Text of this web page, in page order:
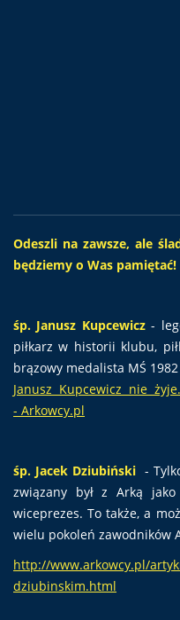
Odeszli na zawsze, ale
będziemy o Was pamiętać!
śp. Janusz Kupcewicz-
piłkarz w historii klubu,
brązowy medalista MŚ 1982
Janusz Kupcewicz nie
- Arkowcy.pl
śp. Jacek Dziubiński -
związany był z Arką
wiceprezes. To także, a
wielu pokoleń zawodników
http://www.arkowcy.pl/
dziubinskim.html